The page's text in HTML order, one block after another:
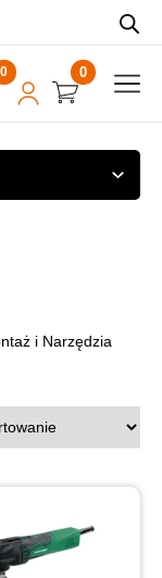
0
i Narzędzia